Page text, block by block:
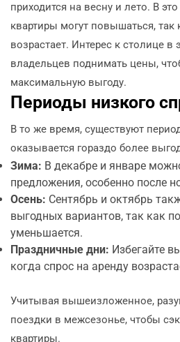
приходится на весну и лето. В
квартиры могут повышаться, так
возрастает. Интерес к столице в
владельцев поднимать цены,
максимальную выгоду.
Периоды низкого
В то же время, существуют
оказывается гораздо более
Зима: В декабре и январе
предложения, особенно после
Осень: Сентябрь и октябрь
выгодных вариантов, так как
уменьшается.
Праздничные дни: Избегайте
когда спрос на аренду
Учитывая вышеизложенное,
поездки в межсезонье, чтобы
квартиры.